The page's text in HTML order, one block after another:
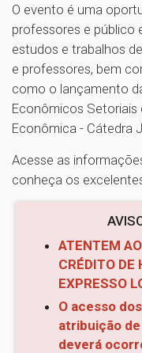
O evento é uma
professores e público
estudos e trabalhos
e professores, bem
como o lançamento
Econômicos Setoriais
Econômica - Cátedra
Acesse as
conheça os
ATENTEM
CRÉDITO DE
EXPRESSO
O acesso
atribuição
deverá